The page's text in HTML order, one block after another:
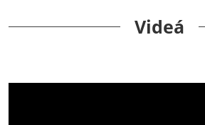
Videá